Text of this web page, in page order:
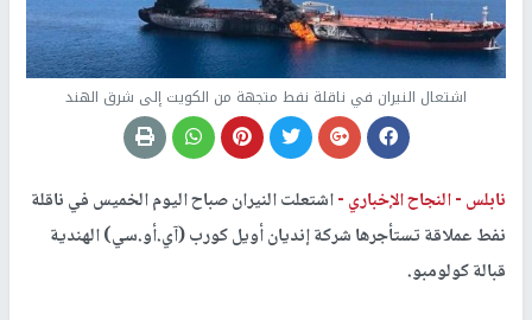
اشتعال النيران في ناقلة نفط متجهة من الكويت إلى شرق الهند
نابلس -النجاح الإخباري -اشتعلت النيران صباح اليوم الخميس في ناقلة
نفط عملاقة تستأجرها شركة إنديان أويل كورب (آي.أو.سي) الهندية
قبالة كولومبو.